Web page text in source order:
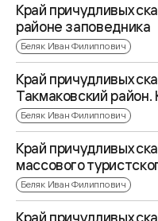
Край причудливых
районе заповедника
Беляк Иван Филиппович
Край причудливых
Такмаковский
Беляк Иван Филиппович
Край причудливых
массового
Беляк Иван Филиппович